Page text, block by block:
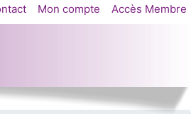
Mon compte Accès Membre